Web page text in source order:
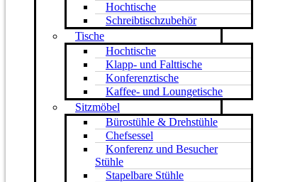
Hochtische
Schreibtischzubehör
Tische
Hochtische
Klapp- und Falttische
Konferenztische
Kaffee- und Loungetische
Sitzmöbel
Bürostühle & Drehstühle
Chefsessel
Konferenz und Besucher
Stühle
Stapelbare Stühle